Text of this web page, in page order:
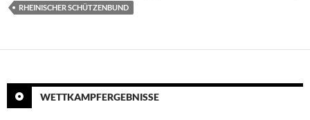
RHEINISCHER SCHÜTZENBUND
WETTKAMPFERGEBNISSE